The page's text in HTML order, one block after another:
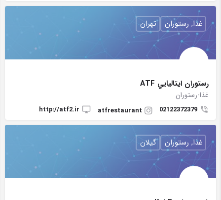
رستوران ايتاليايي ATF
غذا-رستوران
02122372379
atfrestaurant
http://atf2.ir
غذا, رستوران تهران
غذا, رستوران گیلان